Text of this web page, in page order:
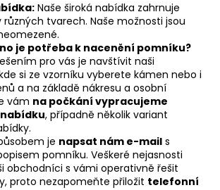
Naše široká nabídka zahrnuje
tvarech. Naše možnosti jsou
je potřeba k nacenění pomníku?
pro vás je navštívit naši
si ze vzorníku vyberete kámen nebo i
a na základě nákresu a osobní
vám na počkání vypracujeme
, případně několik variant
je napsat nám e-mail s
pomníku. Veškeré nejasnosti
obchodníci s vámi operativně řešit
proto nezapomeňte přiložit telefonní